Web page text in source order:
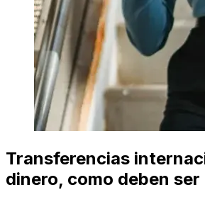
Transferencias
dinero, como deben ser